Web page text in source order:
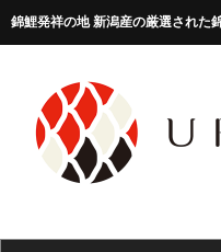
錦鯉発祥の地 新潟産の厳選された
錦鯉販売 株